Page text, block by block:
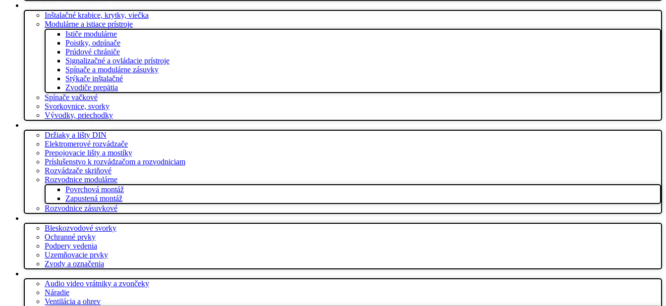
Inštalačné krabice, krytky, viečka
Modulárne a istiace prístroje
Ističe modulárne
Poistky, odpínače
Prúdové chrániče
Signalizačné a ovládacie prístroje
Spínače a modulárne zásuvky
Stýkače inštalačné
Zvodiče prepätia
Spínače vačkové
Svorkovnice, svorky
Vývodky, priechodky
Držiaky a lišty DIN
Elektromerové rozvádzače
Prepojovacie lišty a mostíky
Príslušenstvo k rozvádzačom a rozvodniciam
Rozvádzače skriňové
Rozvodnice modulárne
Povrchová montáž
Zapustená montáž
Rozvodnice zásuvkové
Bleskozvodové svorky
Ochranné prvky
Podpery vedenia
Uzemňovacie prvky
Zvody a označenia
Audio video vrátniky a zvončeky
Náradie
Ventilácia a ohrev